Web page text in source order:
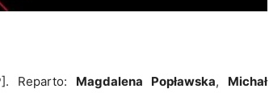
Reparto: Magdalena Popławska, Michał